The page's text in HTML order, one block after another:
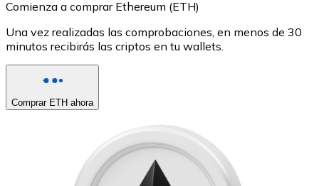
Comienza a comprar Ethereum (ETH)
Una vez realizadas las comprobaciones, en menos de 30
minutos recibirás las criptos en tu wallets.
Comprar ETH ahora